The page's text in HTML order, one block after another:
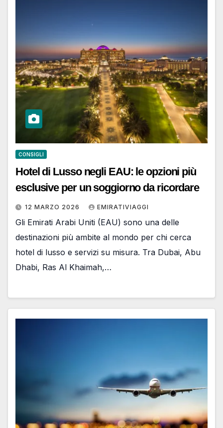
CONSIGLI
Hotel di Lusso negli EAU: le opzioni più
esclusive per un soggiorno da ricordare
12 MARZO 2026 EMIRATIVIAGGI
Gli Emirati Arabi Uniti (EAU) sono una delle
destinazioni più ambite al mondo per chi cerca
hotel di lusso e servizi su misura. Tra Dubai, Abu
Dhabi, Ras Al Khaimah,…